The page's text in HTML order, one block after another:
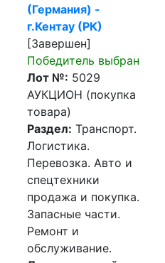
(Германия) -
г.Кентау (РК)
[Завершен]
Победитель выбран
Лот №: 5029
АУКЦИОН (покупка
товара)
Раздел: Транспорт.
Логистика.
Перевозка. Авто и
спецтехники
продажа и покупка.
Запасные части.
Ремонт и
обслуживание.